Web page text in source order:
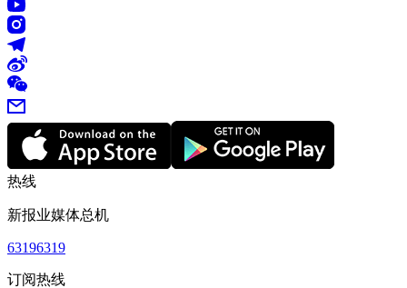
热线
新报业媒体总机
63196319
订阅热线